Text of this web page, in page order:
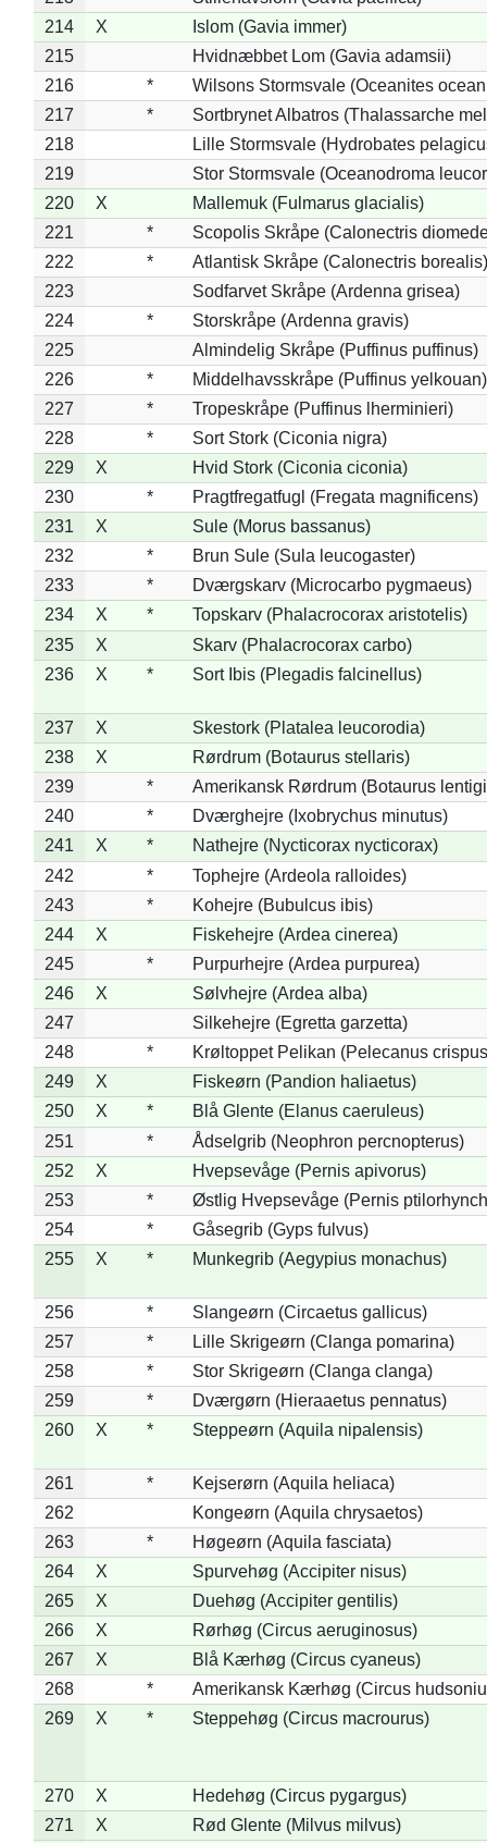
214
X
Islom (Gavia immer)
215
Hvidnæbbet Lom (Gavia adamsii)
216
*
Wilsons Stormsvale (Oceanites
217
*
Sortbrynet Albatros (Thalassarche
218
Lille Stormsvale (Hydrobates
219
Stor Stormsvale (Oceanodroma
220
X
Mallemuk (Fulmarus glacialis)
221
*
Scopolis Skråpe (Calonectris
222
*
Atlantisk Skråpe (Calonectris borealis)
223
Sodfarvet Skråpe (Ardenna grisea)
224
*
Storskråpe (Ardenna gravis)
225
Almindelig Skråpe (Puffinus puffinus)
226
*
Middelhavsskråpe (Puffinus yelkouan)
227
*
Tropeskråpe (Puffinus lherminieri)
228
*
Sort Stork (Ciconia nigra)
229
X
Hvid Stork (Ciconia ciconia)
230
*
Pragtfregatfugl (Fregata magnificens)
231
X
Sule (Morus bassanus)
232
*
Brun Sule (Sula leucogaster)
233
*
Dværgskarv (Microcarbo pygmaeus)
234
X *
Topskarv (Phalacrocorax aristotelis)
235
X
Skarv (Phalacrocorax carbo)
236
X * Sort Ibis (Plegadis falcinellus)
237 X
Skestork (Platalea leucorodia)
238
X
Rørdrum (Botaurus stellaris)
239
*
Amerikansk Rørdrum (Botaurus
240
*
Dværghejre (Ixobrychus minutus)
241
X *
Nathejre (Nycticorax nycticorax)
242
*
Tophejre (Ardeola ralloides)
243
*
Kohejre (Bubulcus ibis)
244
X
Fiskehejre (Ardea cinerea)
245
*
Purpurhejre (Ardea purpurea)
246
X
Sølvhejre (Ardea alba)
247
Silkehejre (Egretta garzetta)
248
*
Krøltoppet Pelikan (Pelecanus
249
X
Fiskeørn (Pandion haliaetus)
250
X *
Blå Glente (Elanus caeruleus)
251
*
Ådselgrib (Neophron percnopterus)
252
X
Hvepsevåge (Pernis apivorus)
253
*
Østlig Hvepsevåge (Pernis
254
*
Gåsegrib (Gyps fulvus)
255
X * Munkegrib (Aegypius monachus)
256 *
Slangeørn (Circaetus gallicus)
257
*
Lille Skrigeørn (Clanga pomarina)
258
*
Stor Skrigeørn (Clanga clanga)
259
*
Dværgørn (Hieraaetus pennatus)
260
X * Steppeørn (Aquila nipalensis)
261 *
Kejserørn (Aquila heliaca)
262
Kongeørn (Aquila chrysaetos)
263
*
Høgeørn (Aquila fasciata)
264
X
Spurvehøg (Accipiter nisus)
265
X
Duehøg (Accipiter gentilis)
266
X
Rørhøg (Circus aeruginosus)
267
X
Blå Kærhøg (Circus cyaneus)
268
*
Amerikansk Kærhøg (Circus
269
X * Steppehøg (Circus macrourus)
270 X
Hedehøg (Circus pygargus)
271
X
Rød Glente (Milvus milvus)